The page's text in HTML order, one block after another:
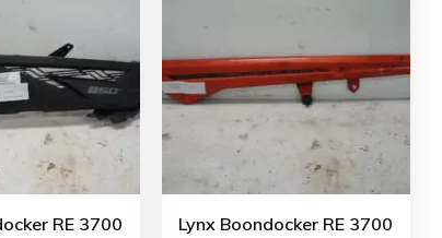
RE 3700
Lynx Boondocker RE 3700